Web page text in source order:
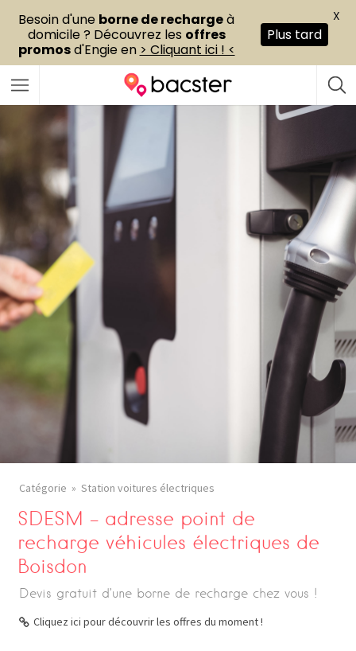
Catégorie Station voitures électriques
SDESM – adresse point de
recharge véhicules électriques de
Boisdon
Devis gratuit d’une borne de recharge chez vous !
Cliquez ici pour découvrir les offres du moment !
Besoin d'une borne de rechargeà
domicile ? Découvrez les offres
promosd'Engie en > Cliquant ici ! <
Plus tard
X